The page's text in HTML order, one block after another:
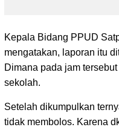
Kepala Bidang PPUD
mengatakan, laporan itu
Dimana pada jam
sekolah.
Setelah dikumpulkan
tidak membolos. Karena